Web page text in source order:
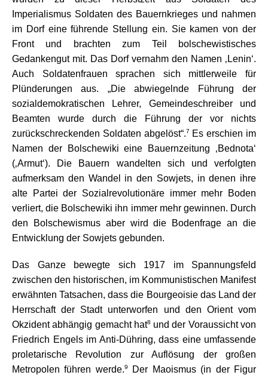
Imperialismus Soldaten des Bauernkrieges und nahmen
im Dorf eine führende Stellung ein. Sie kamen von der
Front und brachten zum Teil bolschewistisches
Gedankengut mit. Das Dorf vernahm den Namen ‚Lenin‘.
Auch Soldatenfrauen sprachen sich mittlerweile für
Plünderungen aus. „Die abwiegelnde Führung der
sozialdemokratischen Lehrer, Gemeindeschreiber und
Beamten wurde durch die Führung der vor nichts
zurückschreckenden Soldaten abgelöst“.7
Es erschien im
Namen der Bolschewiki eine Bauernzeitung ‚Bednota‘
(‚Armut‘). Die Bauern wandelten sich und verfolgten
aufmerksam den Wandel in den Sowjets, in denen ihre
alte Partei der Sozialrevolutionäre immer mehr Boden
verliert, die Bolschewiki ihn immer mehr gewinnen. Durch
den Bolschewismus aber wird die Bodenfrage an die
Entwicklung der Sowjets gebunden.
Das Ganze bewegte sich 1917 im Spannungsfeld
zwischen den historischen, im Kommunistischen Manifest
erwähnten Tatsachen, dass die Bourgeoisie das Land der
Herrschaft der Stadt unterworfen und den Orient vom
Okzident abhängig gemacht hat8 und der Voraussicht von
Friedrich Engels im Anti-Dühring, dass eine umfassende
proletarische Revolution zur Auflösung der großen
Metropolen führen werde.9
Der Maoismus (in der Figur